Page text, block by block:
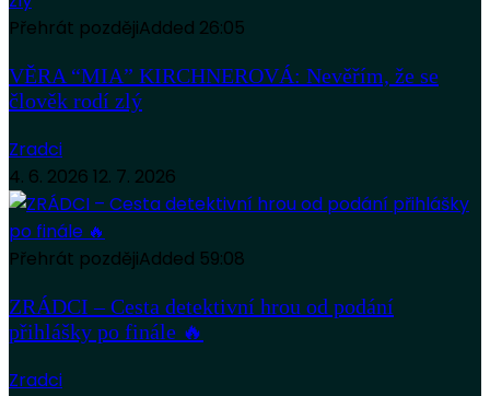
Přehrát pozdějiAdded 26:05
VĚRA “MIA” KIRCHNEROVÁ: Nevěřím, že se
člověk rodí zlý
Zradci
4. 6. 2026 12. 7. 2026
Přehrát pozdějiAdded 59:08
ZRÁDCI – Cesta detektivní hrou od podání
přihlášky po finále 🔥
Zradci